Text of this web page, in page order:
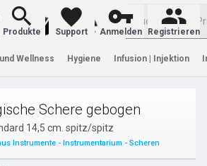
Produkte Support Anmelden Registrieren
Wellness Hygiene Infusion | Injektion
Schere gebogen
14,5 cm. spitz/spitz
Instrumente - Instrumentarium - Scheren